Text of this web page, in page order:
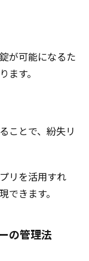
が可能になるた
す。
ことで、紛失リ
リを活用すれ
きます。
の管理法